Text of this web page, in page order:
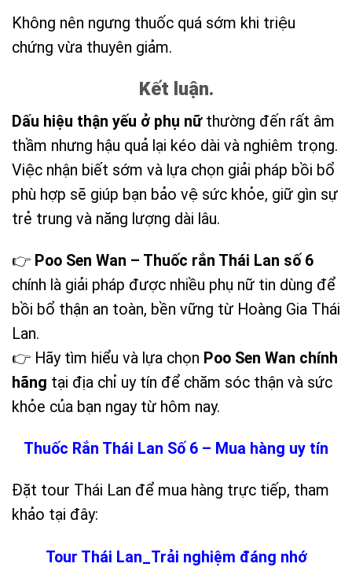
Không nên ngưng thuốc quá sớm khi triệu
chứng vừa thuyên giảm.
Kết luận.
Dấu hiệu thận yếu ở phụ nữthường đến rất âm
thầm nhưng hậu quả lại kéo dài và nghiêm trọng.
Việc nhận biết sớm và lựa chọn giải pháp bồi bổ
phù hợp sẽ giúp bạn bảo vệ sức khỏe, giữ gìn sự
trẻ trung và năng lượng dài lâu.
👉 Poo Sen Wan – Thuốc rắn Thái Lan số 6
chính là giải pháp được nhiều phụ nữ tin dùng để
bồi bổ thận an toàn, bền vững từ Hoàng Gia Thái
Lan.
👉 Hãy tìm hiểu và lựa chọn Poo Sen Wan chính
hãng tại địa chỉ uy tín để chăm sóc thận và sức
khỏe của bạn ngay từ hôm nay.
Thuốc Rắn Thái Lan Số 6 – Mua hàng uy tín
Đặt tour Thái Lan để mua hàng trực tiếp, tham
khảo tại đây:
Tour Thái Lan_Trải nghiệm đáng nhớ